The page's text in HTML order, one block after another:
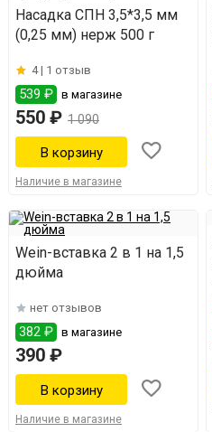
Насадка СПН 3,5*3,5 мм
(0,25 мм) нерж 500 г
4 | 1 отзыв
539 ₽ в магазине
550 ₽ 1 090
Наличие в магазине
Wein-вставка 2 в 1 на 1,5
дюйма
нет отзывов
382 ₽ в магазине
390 ₽
Наличие в магазине